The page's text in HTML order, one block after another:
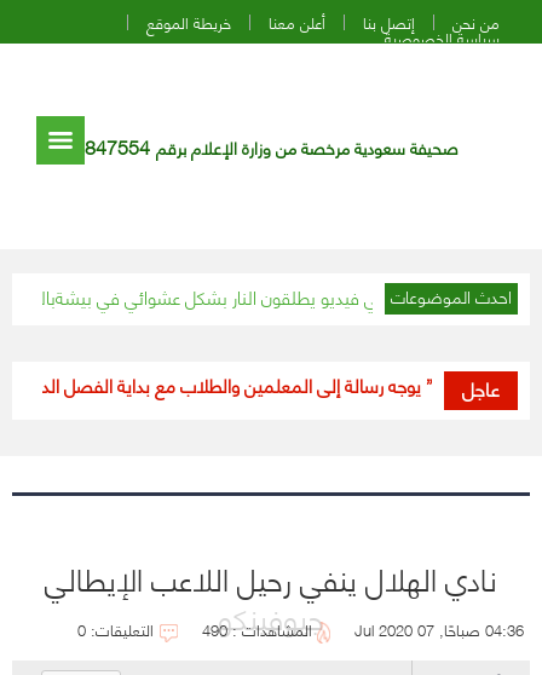
من نحن إتصل بنا أعلن معنا خريطة الموقع
سياسة الخصوصية
صحيفة سعودية مرخصة من وزارة الإعلام برقم 847554
احدث الموضوعات
أشخاص ظهروا في فيديو يطلقون النار بشكل عشوائي في بيشةبالفيديو..
عاجل
“وزير التعليم” يوجه رسالة إلى المعلمين والطلاب مع بداية الفصل الدراسي
نادي الهلال ينفي رحيل اللاعب الإيطالي
جيوفينكو 04:36 صباحًا, 07 Jul 2020 المشاهدات : 490 التعليقات: 0